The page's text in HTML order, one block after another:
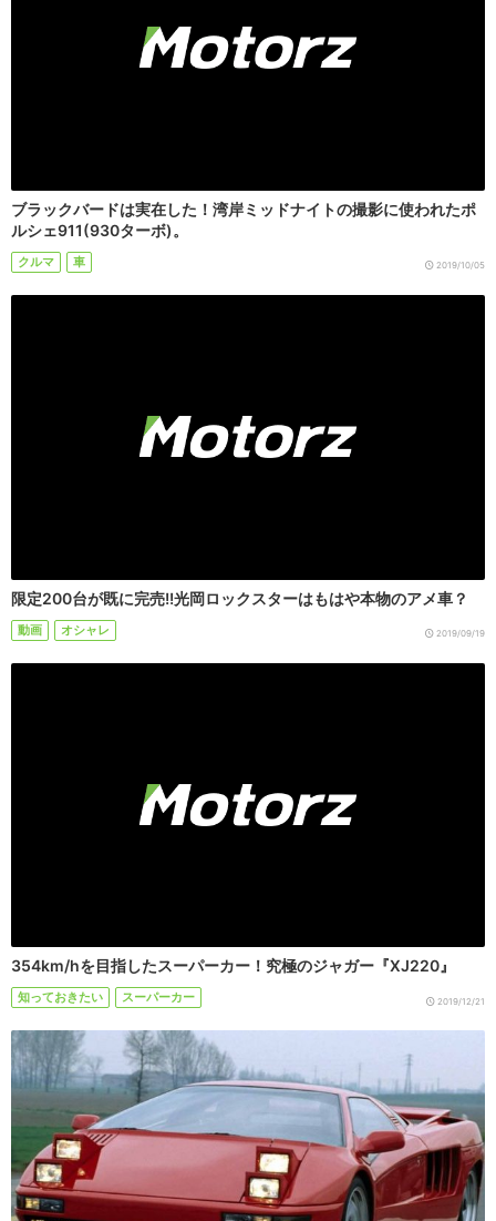
ブラックバードは実在した！湾岸ミッドナイトの撮影に使われたポ
ルシェ911(930ターボ)。
クルマ 車 2019/10/05
限定200台が既に完売!!光岡ロックスターはもはや本物のアメ車？
動画 オシャレ 2019/09/19
354km/hを目指したスーパーカー！究極のジャガー『XJ220』
知っておきたい スーパーカー 2019/12/21